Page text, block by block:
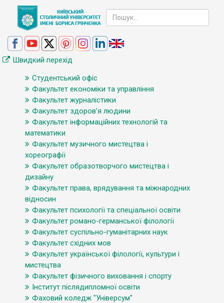
Швидкий перехід
Студентський офіс
Факультет економіки та управління
Факультет журналістики
Факультет здоров’я людини
Факультет інформаційних технологій та
математики
Факультет музичного мистецтва і
хореографії
Факультет образотворчого мистецтва і
дизайну
Факультет права, врядування та міжнародних
відносин
Факультет психології та спеціальної освіти
Факультет романо-германської філології
Факультет суспільно-гуманітарних наук
Факультет східних мов
Факультет української філології, культури і
мистецтва
Факультет фізичного виховання і спорту
Інститут післядипломної освіти
Фаховий коледж "Універсум"